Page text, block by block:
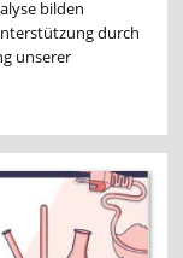
bilden
durch
unserer